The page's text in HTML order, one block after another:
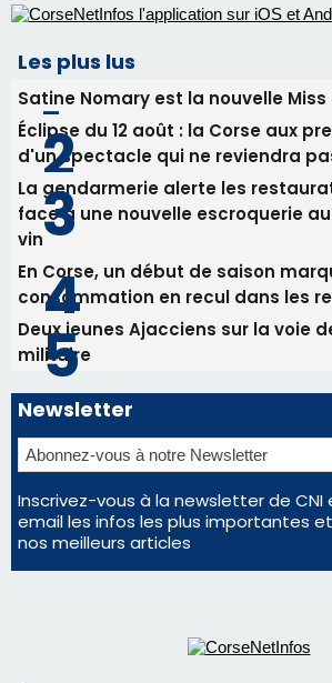
En Corse, un début de saison
Deux jeunes Ajacciens sur la voie
militaire
Newsletter
Inscrivez-vous à la newsletter de CNI
email les infos les plus importantes
nos meilleurs articles
Régie publicitaire
Nous contacter
© 2026 corsenetinfos